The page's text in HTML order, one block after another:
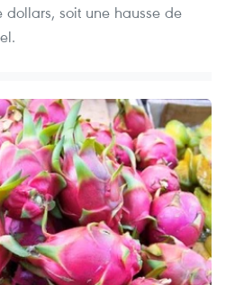
soit une hausse de